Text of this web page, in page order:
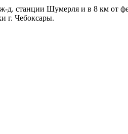
д. станции Шумерля и в 8 км от
г. Чебоксары.